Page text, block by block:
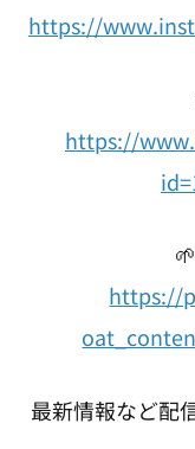
https://
https://
https://
最新情報など配